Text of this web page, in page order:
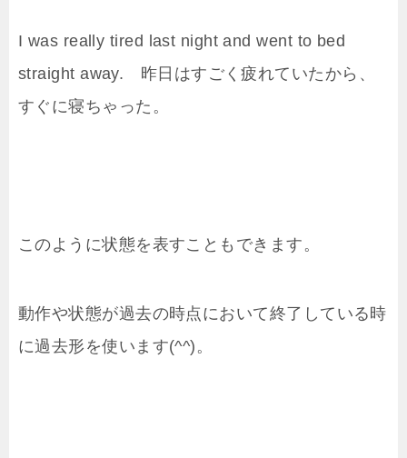
I was really tired last night and went to bed
straight away. 昨日はすごく疲れていたから、
すぐに寝ちゃった。
このように状態を表すこともできます。
動作や状態が過去の時点において終了している時
に過去形を使います(^^)。